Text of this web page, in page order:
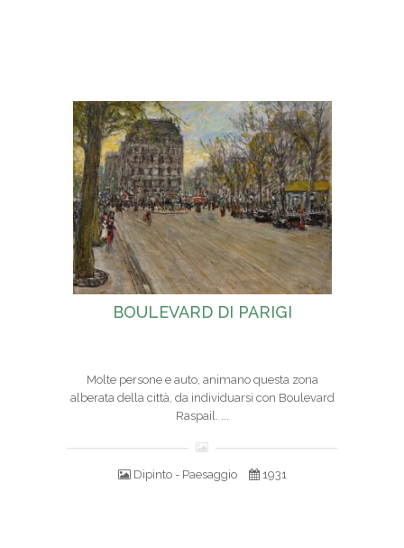
BOULEVARD DI PARIGI
Molte persone e auto, animano questa zona
alberata della città, da individuarsi con Boulevard
Raspail. ...
Dipinto - Paesaggio 1931